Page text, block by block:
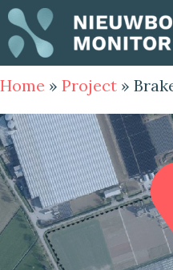
Home » Project »